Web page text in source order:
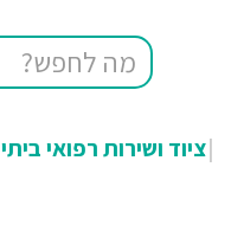
ציוד ושירות רפואי ביתי